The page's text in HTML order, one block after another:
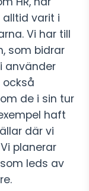
varit i
Vi har till
som bidrar
använder
de i sin tur
haft
där vi
planerar
leds av